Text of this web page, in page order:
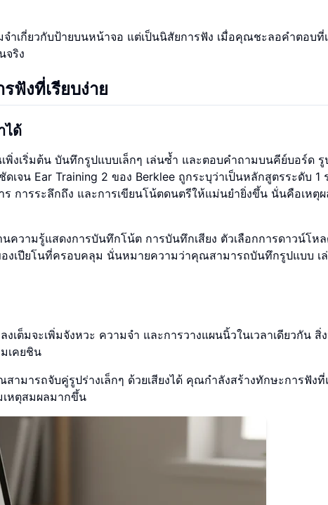
ำเกี่ยวกับป้ายบนหน้าจอ แต่เป็นนิสัยการฟัง เมื่อคุณชะลอคำตอบที่
จริง
ฟังที่เรียบง่าย
ได้
งเริ่มต้น บันทึกรูปแบบเล็กๆ เล่นซ้ำ และตอบคำถามบนคีย์บอร์ด รู
จน Ear Training 2 ของ Berklee ถูกระบุว่าเป็นหลักสูตรระดับ 1
การระลึกถึง และการเขียนโน้ตดนตรีให้แม่นยำยิ่งขึ้น นั่นคือเหตุผ
ความรู้แสดงการบันทึกโน้ต การบันทึกเสียง ตัวเลือกการดาวน์โห
งเปียโนที่ครอบคลุม นั่นหมายความว่าคุณสามารถบันทึกรูปแบบ เ
งเต็มจะเพิ่มจังหวะ ความจำ และการวางแผนนิ้วในเวลาเดียวกัน สิ่
เคยชิน
มารถจับคู่รูปร่างเล็กๆ ด้วยเสียงได้ คุณกำลังสร้างทักษะการฟังที่
เหตุสมผลมากขึ้น